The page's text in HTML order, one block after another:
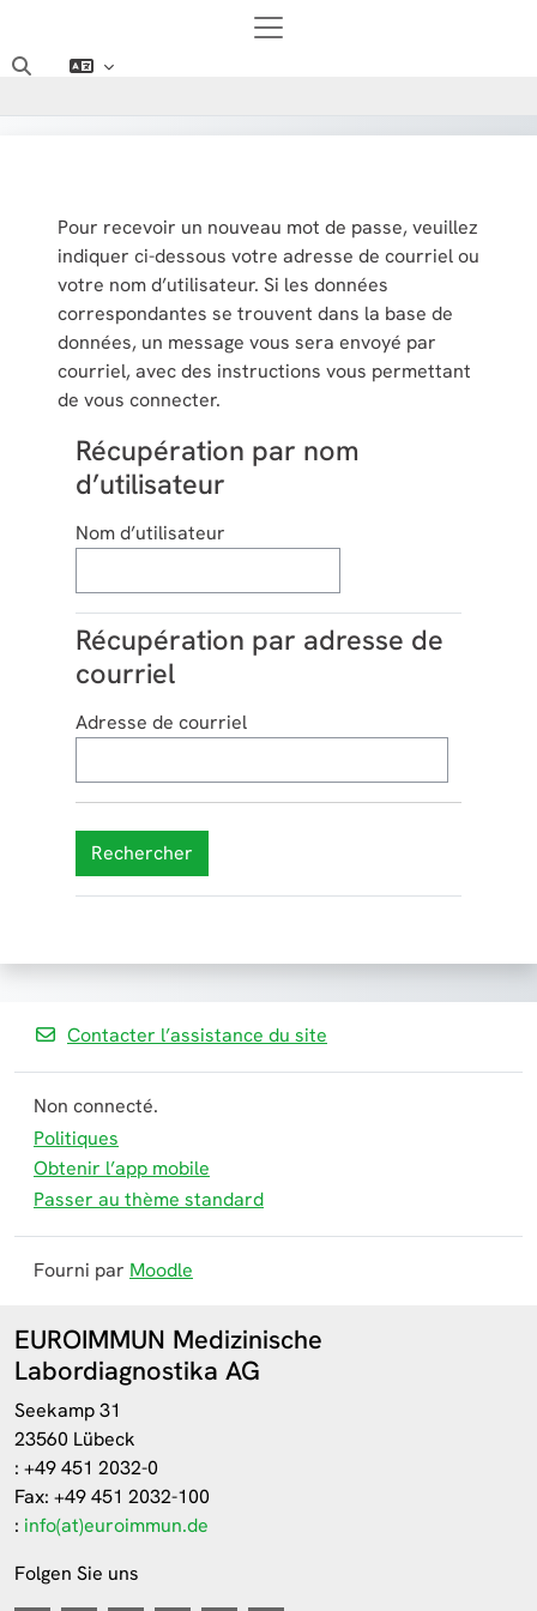
Activer/désactiver la saisie de recherche
Pour recevoir un nouveau mot de passe, veuillez
indiquer ci-dessous votre adresse de courriel ou
votre nom d’utilisateur. Si les données
correspondantes se trouvent dans la base de
données, un message vous sera envoyé par
courriel, avec des instructions vous permettant
de vous connecter.
Récupération par nom d’utilisateur
Récupération par nom
d’utilisateur
Nom d’utilisateur
Récupération par adresse de courriel
Récupération par adresse de
courriel
Adresse de courriel
Contacter l’assistance du site
Non connecté.
Politiques
Obtenir l’app mobile
Passer au thème standard
Fourni par Moodle
EUROIMMUN Medizinische
Labordiagnostika AG
Seekamp 31
23560 Lübeck
: +49 451 2032-0
Fax: +49 451 2032-100
: info(at)euroimmun.de
Folgen Sie uns